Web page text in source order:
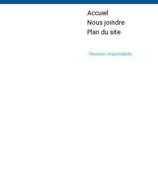
Accueil
Nous joindre
Plan du site
Version imprimable